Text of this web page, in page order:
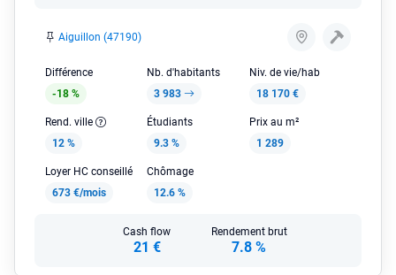
Aiguillon (47190)
Différence
-18 %
Nb. d'habitants
3 983
Niv. de vie/hab
18 170 €
Rend. ville
12 %
Étudiants
9.3 %
Prix au m²
1 289
Loyer HC conseillé
673 €/mois
Chômage
12.6 %
Cash flow
21 €
Rendement brut
7.8 %